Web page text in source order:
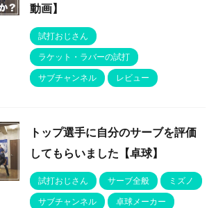
動画】
試打おじさん
ラケット・ラバーの試打
サブチャンネル
レビュー
トップ選手に自分のサーブを評価
してもらいました【卓球】
試打おじさん サーブ全般
ミズノ
サブチャンネル
卓球メーカー